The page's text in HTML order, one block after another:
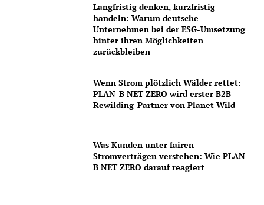
Langfristig denken, kurzfristig
handeln: Warum deutsche
Unternehmen bei der ESG-Umsetzung
hinter ihren Möglichkeiten
zurückbleiben
Wenn Strom plötzlich Wälder rettet:
PLAN-B NET ZERO wird erster B2B
Rewilding-Partner von Planet Wild
Was Kunden unter fairen
Stromverträgen verstehen: Wie PLAN-
B NET ZERO darauf reagiert